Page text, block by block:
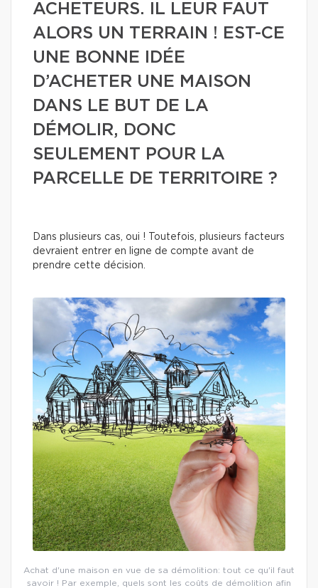
ACHETEURS. IL LEUR FAUT
ALORS UN TERRAIN ! EST-CE
UNE BONNE IDÉE
D’ACHETER UNE MAISON
DANS LE BUT DE LA
DÉMOLIR, DONC
SEULEMENT POUR LA
PARCELLE DE TERRITOIRE ?
Dans plusieurs cas, oui ! Toutefois, plusieurs facteurs
devraient entrer en ligne de compte avant de
prendre cette décision.
Achat d'une maison en vue de sa démolition: tout ce qu'il faut
savoir ! Par exemple, quels sont les coûts de démolition afin